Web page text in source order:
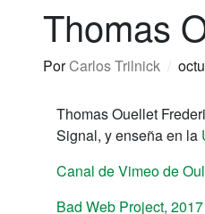
Thomas
PorCarlos Trilnick /
Thomas Ouellet
Signal, y enseña en la
Canal de Vimeo de
Bad Web Project, 2017